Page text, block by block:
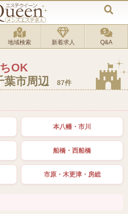
地域検索 新着求人 Q&A
OK
葉市周辺
87件
本八幡・市川
船橋・西船橋
市原・木更津・房総